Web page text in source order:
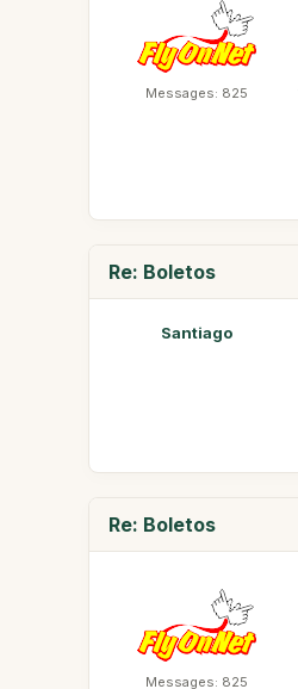
Messages: 825
Re: Boletos
Santiago
Re: Boletos
Messages: 825